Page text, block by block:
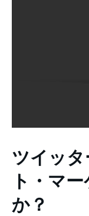
ツイッ
ト・マ
か？